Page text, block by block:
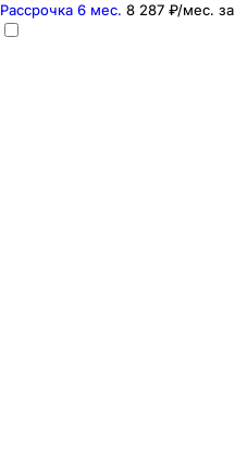
Рассрочка 6 мес. 8 287 ₽/мес. за